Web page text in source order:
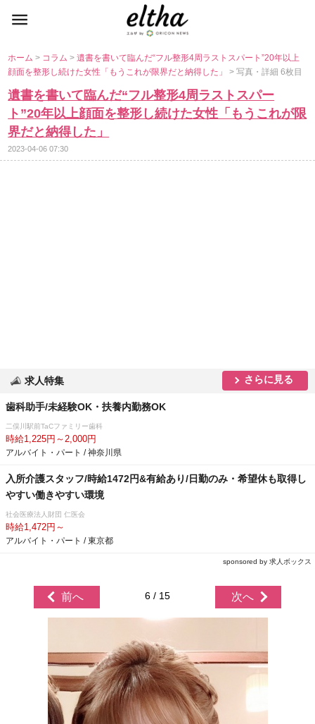
ホーム> コラム>書を書いて臨んだ“フル整形4周ラストスパート”20年以上
顔面を整形し続けた女性「もうこれが限界だと納得した」> 写真・詳細 6枚目
書を書いて臨んだ“フル整形4周ラストスパー
ト”20年以上顔面を整形し続けた女性「もうこれが限
界だと納得した」
2023-04-06 07:30
求人特集 さらに見る
歯科助手/未経験OK・扶養内勤務OK
二俣川駅前TaCファミリー歯科
時給1,225円～2,000円
アルバイト・パート / 神奈川県
入所介護スタッフ/時給1472円&有給あり/日勤のみ・希望休も取得し
すい働きやすい環境
社会医療法人財団 仁医会
時給1,472円～
アルバイト・パート / 東京都
sponsored by 求人ボックス
前へ 6 / 15 次へ